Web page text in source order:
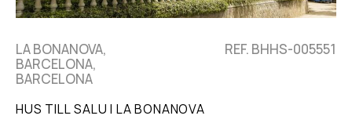
LA BONANOVA,
BARCELONA,
BARCELONA
REF. BHHS-005551
HUS TILL SALU I LA BONANOVA